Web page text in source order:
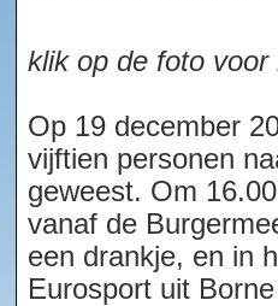
klik op de foto
Op 19 december
vijftien personen
geweest. Om
vanaf de
een drankje, en in
Eurosport uit